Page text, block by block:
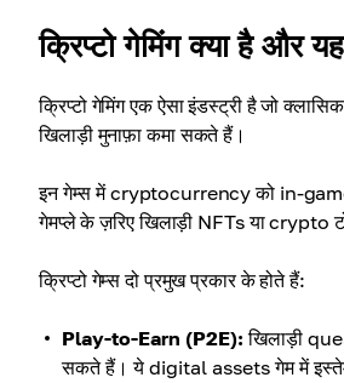
क्रिप्टो गेमिंग क्या है और
क्रिप्टो गेमिंग एक ऐसा इंडस्ट्री है जो
खिलाड़ी मुनाफ़ा कमा सकते हैं।
इन गेम्स में cryptocurrency को in-game
गेमप्ले के ज़रिए खिलाड़ी NFTs या crypto
क्रिप्टो गेम्स दो प्रमुख प्रकार के होते हैं:
Play-to-Earn (P2E): खिलाड़ी
सकते हैं। ये digital assets गेम में